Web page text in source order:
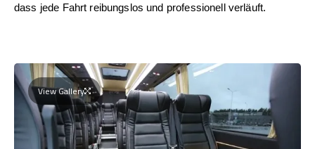
dass jede Fahrt reibungslos und professionell verläuft.
View Gallery